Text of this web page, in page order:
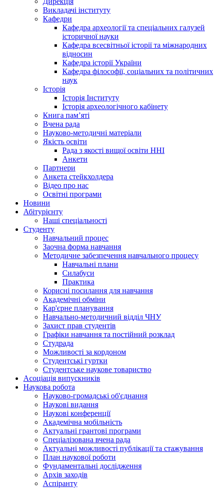
Викладачі інституту
Кафедри
Кафедра археології та спеціальних галузей
історичної науки
Кафедра всесвітньої історії та міжнародних
відносин
Кафедра історії України
Кафедра філософії, соціальних та політичних
наук
Історія
Історія Інституту
Історія археологічного кабінету
Книга памʼяті
Вчена рада
Науково-методичні матеріали
Якість освіти
Рада з якості вищої освіти ННІ
Анкети
Партнери
Анкета стейкхолдера
Відео про нас
Освітні програми
Hовини
Абітурієнту
Наші спеціальності
Студенту
Навчальний процес
Заочна форма навчання
Методичне забезпечення навчального процесу
Навчальні плани
Силабуси
Практика
Корисні посилання для навчання
Академічні обміни
Кар'єрне планування
Навчально-методичний відділ ЧНУ
Захист прав студентів
Графіки навчання та постійний розклад
Студрада
Можливості за кордоном
Студентські гуртки
Студентське наукове товариство
Асоціація випускників
Наукова робота
Науково-громадські об'єднання
Наукові видання
Наукові конференції
Академічна мобільність
Актуальні грантові програми
Спеціалізована вчена рада
Актуальні можливості публікації та стажування
План наукової роботи
Фундаментальні дослідження
Архів заходів
Аспіранту